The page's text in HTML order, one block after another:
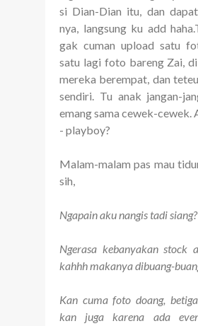
si Dian-Dian itu, dan
nya, langsung ku add
gak cuman upload satu
satu lagi foto bareng Zai,
mereka berempat, dan
sendiri. Tu anak jangan-
emang sama cewek-cewek.
- playboy?
Malam-malam pas mau
sih,
Ngapain aku nangis tadi siang?
Ngerasa kebanyakan stock
kahhh makanya dibuang-
Kan cuma foto doang,
kan juga karena ada